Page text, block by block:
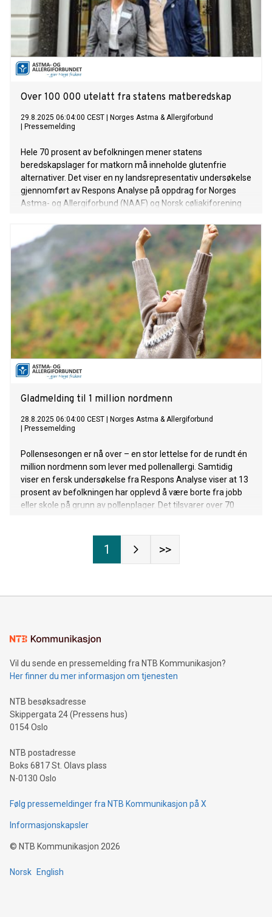
Over 100 000 utelatt fra statens matberedskap
29.8.2025 06:04:00 CEST
Norges Astma & Allergiforbund
Pressemelding
Hele 70 prosent av befolkningen mener statens
beredskapslager for matkorn må inneholde glutenfrie
alternativer. Det viser en ny landsrepresentativ undersøkelse
gjennomført av Respons Analyse på oppdrag for Norges
Astma- og Allergiforbund (NAAF) og Norsk cøliakiforening
og helt ubrukelig for personer med cøliaki eller hveteallergi.
Dermed er over 100 000 nordmenn i praksis utelatt fra
statens matberedskap.
Gladmelding til 1 million nordmenn
28.8.2025 06:04:00 CEST
Norges Astma & Allergiforbund
Pressemelding
Pollensesongen er nå over – en stor lettelse for de rundt én
million nordmenn som lever med pollenallergi. Samtidig
viser en fersk undersøkelse fra Respons Analyse viser at 13
prosent av befolkningen har opplevd å være borte fra jobb
eller skole på grunn av pollenplager. Det tilsvarer over 70
1 >>
Vil du sende en pressemelding fra NTB Kommunikasjon?
Her finner du mer informasjon om tjenesten
NTB besøksadresse
Skippergata 24 (Pressens hus)
0154 Oslo
NTB postadresse
Boks 6817 St. Olavs plass
N-0130 Oslo
Følg pressemeldinger fra NTB Kommunikasjon på X
Informasjonskapsler
© NTB Kommunikasjon 2026
Norsk English